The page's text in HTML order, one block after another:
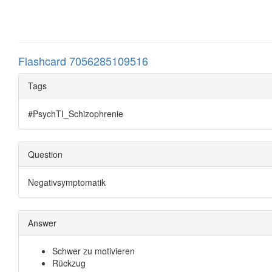
Wenn die besetzt sind denkt die Präsynapse es
Bei welchen anderen Substanzen müssen wir vorsichtig
Also vorsichtig mit Extacy sein
Flashcard 7056285109516
Tags
#PsychTI_Schizophrenie
Question
Negativsymptomatik
Answer
Schwer zu motivieren
Rückzug